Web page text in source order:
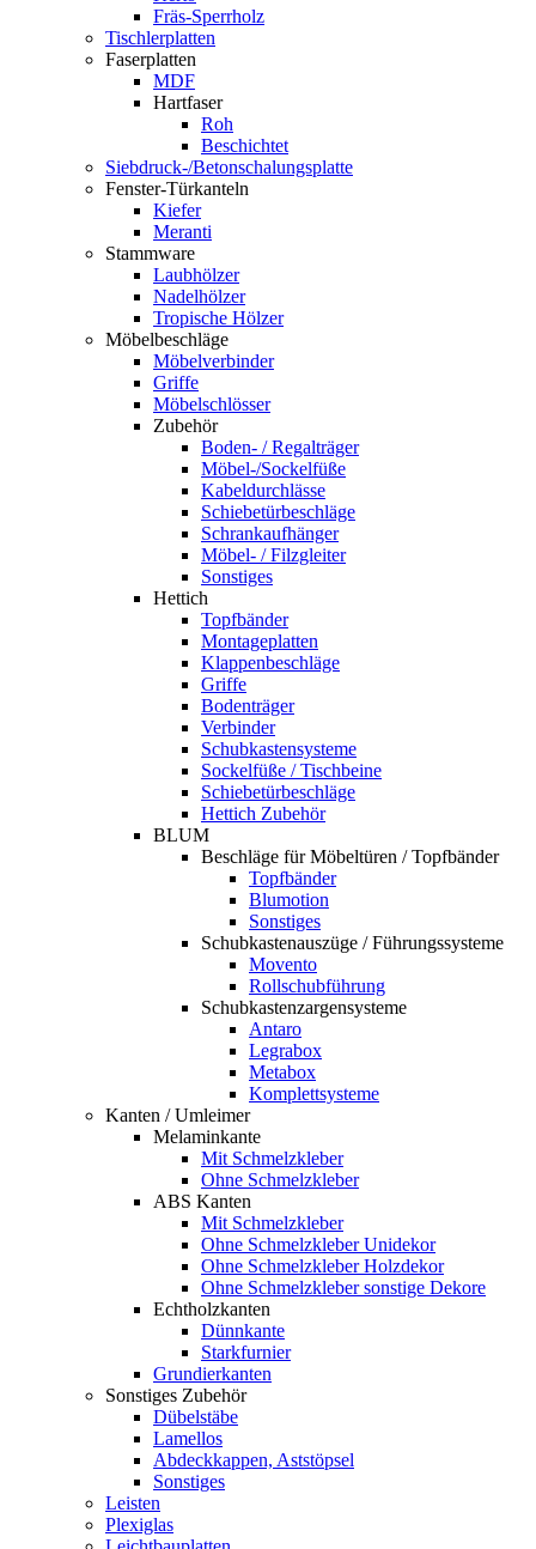
Fräs-Sperrholz
Tischlerplatten
Faserplatten
MDF
Hartfaser
Roh
Beschichtet
Siebdruck-/Betonschalungsplatte
Fenster-Türkanteln
Kiefer
Meranti
Stammware
Laubhölzer
Nadelhölzer
Tropische Hölzer
Möbelbeschläge
Möbelverbinder
Griffe
Möbelschlösser
Zubehör
Boden- / Regalträger
Möbel-/Sockelfüße
Kabeldurchlässe
Schiebetürbeschläge
Schrankaufhänger
Möbel- / Filzgleiter
Sonstiges
Hettich
Topfbänder
Montageplatten
Klappenbeschläge
Griffe
Bodenträger
Verbinder
Schubkastensysteme
Sockelfüße / Tischbeine
Schiebetürbeschläge
Hettich Zubehör
BLUM
Beschläge für Möbeltüren / Topfbänder
Topfbänder
Blumotion
Sonstiges
Schubkastenauszüge / Führungssysteme
Movento
Rollschubführung
Schubkastenzargensysteme
Antaro
Legrabox
Metabox
Komplettsysteme
Kanten / Umleimer
Melaminkante
Mit Schmelzkleber
Ohne Schmelzkleber
ABS Kanten
Mit Schmelzkleber
Ohne Schmelzkleber Unidekor
Ohne Schmelzkleber Holzdekor
Ohne Schmelzkleber sonstige Dekore
Echtholzkanten
Dünnkante
Starkfurnier
Grundierkanten
Sonstiges Zubehör
Dübelstäbe
Lamellos
Abdeckkappen, Aststöpsel
Sonstiges
Leisten
Plexiglas